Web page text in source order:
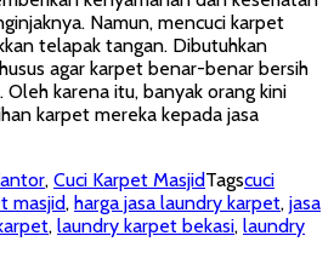
Namun, mencuci karpet
telapak tangan. Dibutuhkan
agar karpet benar-benar bersih
karena itu, banyak orang kini
karpet mereka kepada jasa
, Cuci Karpet MasjidTagscuci
masjid, harga jasa laundry karpet, jasa
, laundry karpet bekasi, laundry